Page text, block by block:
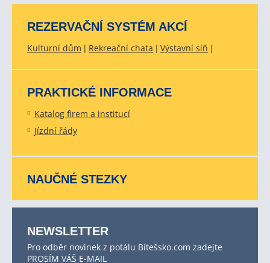
REZERVAČNÍ SYSTÉM AKCÍ
Kulturní dům Rekreační chata Výstavní síň
PRAKTICKÉ INFORMACE
Katalog firem a institucí
Jízdní řády
NAUČNÉ STEZKY
NEWSLETTER
Pro odběr novinek z potálu Bítešsko.com zadejte
PROSÍM VÁŠ E-MAIL